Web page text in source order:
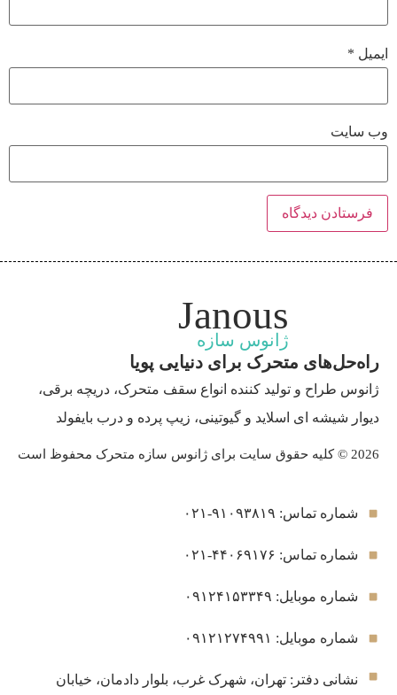
ایمیل *
وب‌ سایت
Alternative:
Janous
ژانوس سازه
راه‌حل‌های متحرک برای دنیایی پویا
ژانوس طراح و تولید کننده انواع سقف متحرک، دریچه برقی،
دیوار شیشه ای اسلاید و گیوتینی، زیپ پرده و درب بایفولد
2026 © کلیه حقوق سایت برای ژانوس سازه متحرک محفوظ است
شماره تماس: ۹۱۰۹۳۸۱۹-۰۲۱
شماره تماس: ۴۴۰۶۹۱۷۶-۰۲۱
شماره موبایل: ۰۹۱۲۴۱۵۳۳۴۹
شماره موبایل: ۰۹۱۲۱۲۷۴۹۹۱
نشانی دفتر:‌ تهران، شهرک غرب، بلوار دادمان، خیابان